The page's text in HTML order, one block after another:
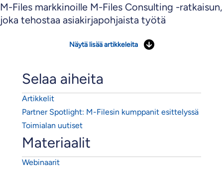
M-Files markkinoille M-Files Consulting -ratkaisun,
joka tehostaa asiakirjapohjaista työtä
Näytä lisää artikkeleita
Selaa aiheita
Artikkelit
Partner Spotlight: M-Filesin kumppanit esittelyssä
Toimialan uutiset
Materiaalit
Webinaarit